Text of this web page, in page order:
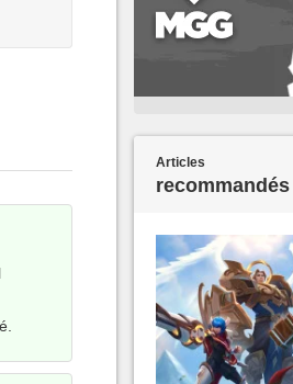
Articles
recommandés